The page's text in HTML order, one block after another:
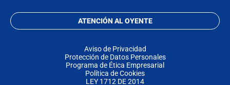
ATENCIÓN AL OYENTE
Aviso de Privacidad
Protección de Datos Personales
Programa de Ética Empresarial
Política de Cookies
LEY 1712 DE 2014